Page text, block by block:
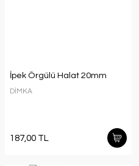
İpek Örgülü Halat 20mm
DİMKA
187,00 TL